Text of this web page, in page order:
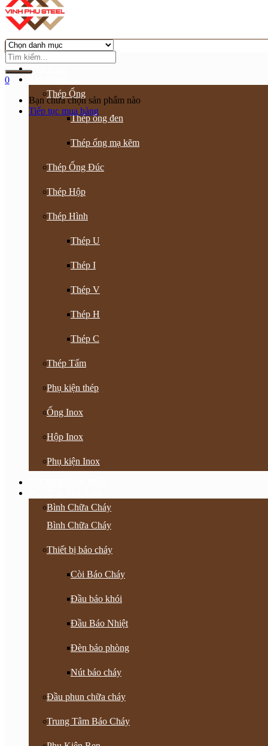
0
Bạn chưa chọn sản phẩm nào
Tiếp tục mua hàng
Trang chủ
Giới thiệu
Thép Ống
Thép ống đen
Thép ống mạ kẽm
Thép Ống Đúc
Thép Hộp
Thép Hình
Thép U
Thép I
Thép V
Thép H
Thép C
Thép Tấm
Phụ kiện thép
Ống Inox
Hộp Inox
Phụ kiện Inox
Bình Chữa Cháy
Bình Chữa Cháy
Thiết bị báo cháy
Còi Báo Cháy
Đầu báo khói
Đầu Báo Nhiệt
Đèn báo phòng
Nút báo cháy
Đầu phun chữa cháy
Trung Tâm Báo Cháy